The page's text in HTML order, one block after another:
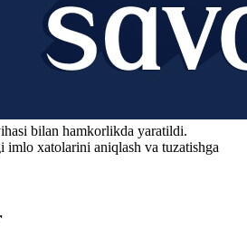
bilan hamkorlikda yaratildi.
imlo xatolarini aniqlash va tuzatishga